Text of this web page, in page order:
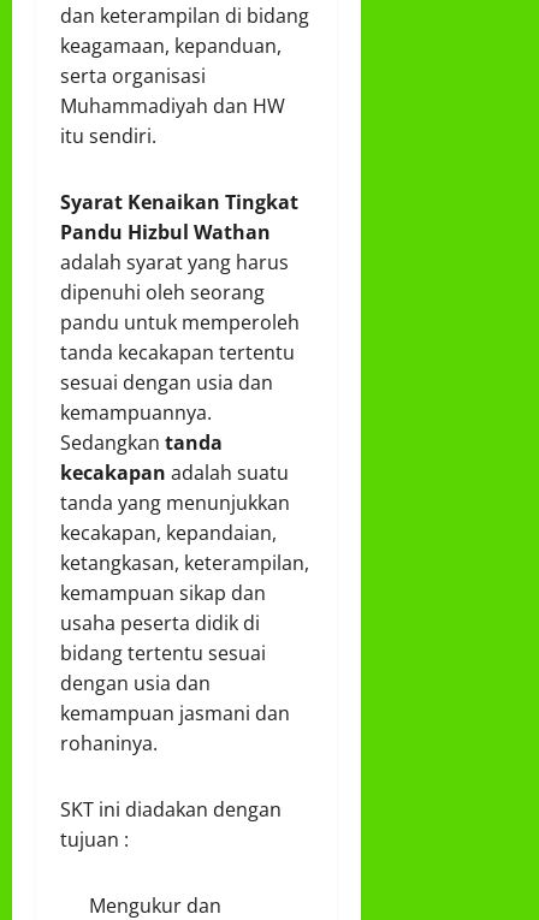
dan keterampilan di bidang
keagamaan, kepanduan,
serta organisasi
Muhammadiyah dan HW
itu sendiri.
Syarat Kenaikan Tingkat
Pandu Hizbul Wathan
adalah syarat yang harus
dipenuhi oleh seorang
pandu untuk memperoleh
tanda kecakapan tertentu
sesuai dengan usia dan
kemampuannya.
Sedangkan tanda
kecakapan adalah suatu
tanda yang menunjukkan
kecakapan, kepandaian,
ketangkasan, keterampilan,
kemampuan sikap dan
usaha peserta didik di
bidang tertentu sesuai
dengan usia dan
kemampuan jasmani dan
rohaninya.
SKT ini diadakan dengan
tujuan :
Mengukur dan